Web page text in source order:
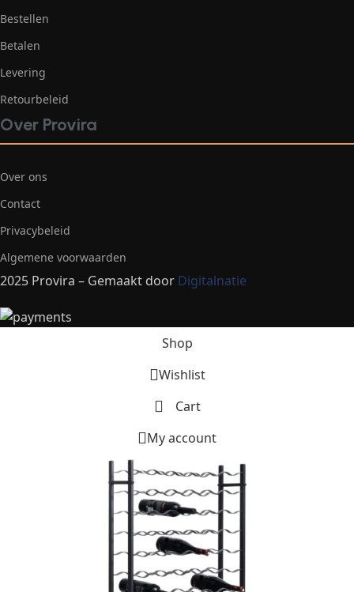
Bestellen
Betalen
Levering
Retourbeleid
Over Provira
Over ons
Contact
Privacybeleid
Algemene voorwaarden
2025 Provira – Gemaakt door Digitalnatie
Shop
Wishlist
Cart
My account